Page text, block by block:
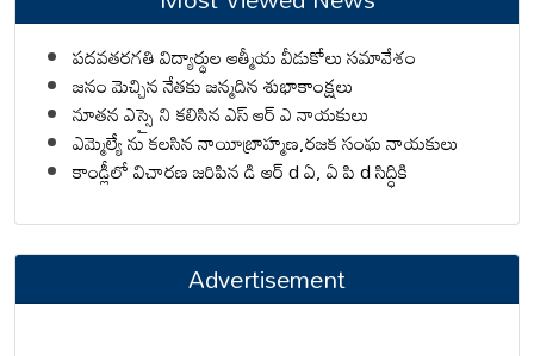
పదవతరగతి విద్యార్థుల ఆత్మీయ వీడుకోలు సమావేశం
జనం మెచ్చిన నేతకు జన్మదిన శుభాకాంక్షలు
నూతన ఎస్సై ని కలిసిన ఎస్ ఆర్ ఎ నాయకులు
ఎమ్మెల్యే ను కలసిన నాయీబ్రాహ్మణ,రజక సంఘ నాయకులు
కాండ్లీలో విచారణ జరిపిన డి ఆర్ d ఏ, ఏ పి d సిద్ధికి
Advertisement